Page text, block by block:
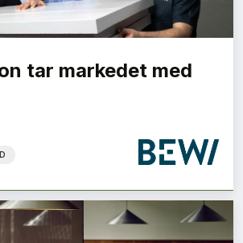
Klimakonferanse 2026
tar markedet med